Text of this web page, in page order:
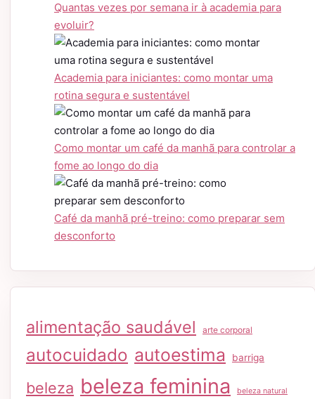
Quantas vezes por semana ir à academia para
evoluir?
Academia para iniciantes: como montar uma
rotina segura e sustentável
Como montar um café da manhã para controlar a
fome ao longo do dia
Café da manhã pré-treino: como preparar sem
desconforto
alimentação saudável arte corporal
autocuidado autoestima barriga
beleza beleza feminina beleza natural